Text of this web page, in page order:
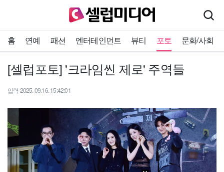
홈 연예 패션 엔터테인먼트 뷰티 포토 문화/사회
[셀럽포토] '크라임씬 제로' 주역들
입력 2025. 09.16. 15:42:01